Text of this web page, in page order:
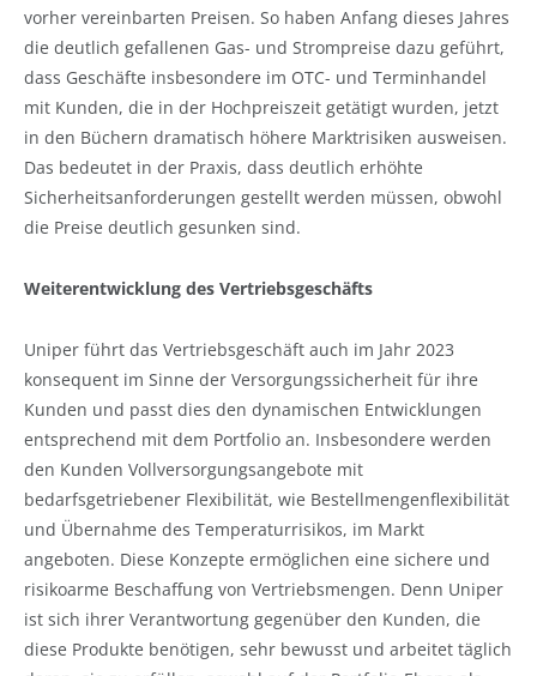
vorher vereinbarten Preisen. So haben Anfang dieses Jahres
die deutlich gefallenen Gas- und Strompreise dazu geführt,
dass Geschäfte insbesondere im OTC- und Terminhandel
mit Kunden, die in der Hochpreiszeit getätigt wurden, jetzt
in den Büchern dramatisch höhere Marktrisiken ausweisen.
Das bedeutet in der Praxis, dass deutlich erhöhte
Sicherheitsanforderungen gestellt werden müssen, obwohl
die Preise deutlich gesunken sind.
Weiterentwicklung des Vertriebsgeschäfts
Uniper führt das Vertriebsgeschäft auch im Jahr 2023
konsequent im Sinne der Versorgungssicherheit für ihre
Kunden und passt dies den dynamischen Entwicklungen
entsprechend mit dem Portfolio an. Insbesondere werden
den Kunden Vollversorgungsangebote mit
bedarfsgetriebener Flexibilität, wie Bestellmengenflexibilität
und Übernahme des Temperaturrisikos, im Markt
angeboten. Diese Konzepte ermöglichen eine sichere und
risikoarme Beschaffung von Vertriebsmengen. Denn Uniper
ist sich ihrer Verantwortung gegenüber den Kunden, die
diese Produkte benötigen, sehr bewusst und arbeitet täglich